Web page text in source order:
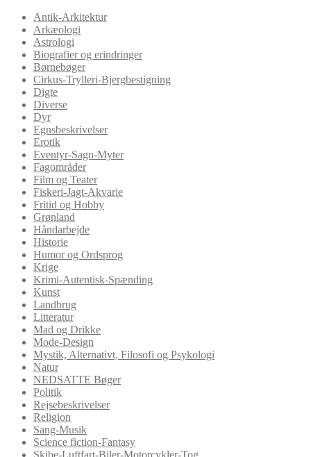
Antik-Arkitektur
Arkæologi
Astrologi
Biografier og erindringer
Børnebøger
Cirkus-Trylleri-Bjergbestigning
Digte
Diverse
Dyr
Egnsbeskrivelser
Erotik
Eventyr-Sagn-Myter
Fagområder
Film og Teater
Fiskeri-Jagt-Akvarie
Fritid og Hobby
Grønland
Håndarbejde
Historie
Humor og Ordsprog
Krige
Krimi-Autentisk-Spænding
Kunst
Landbrug
Litteratur
Mad og Drikke
Mode-Design
Mystik, Alternativt, Filosofi og Psykologi
Natur
NEDSATTE Bøger
Politik
Rejsebeskrivelser
Religion
Sang-Musik
Science fiction-Fantasy
Skibe-Luftfart-Biler-Motorcykler-Tog